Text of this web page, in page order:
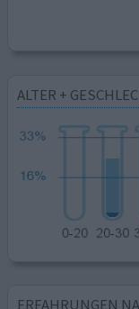
ALTER +
ERFAHRUNGEN